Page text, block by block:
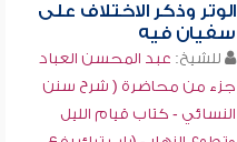
الوتر وذكر الاختلاف على
سفيان فيه
للشيخ: عبد المحسن العباد
جزء من محاضرة ( شرح سنن
النسائي - كتاب قيام الليل